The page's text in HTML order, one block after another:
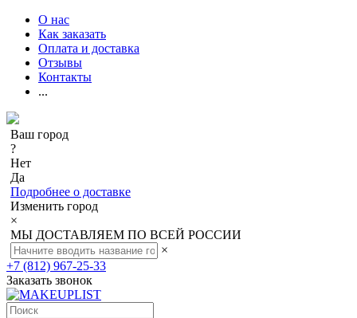
О нас
Как заказать
Оплата и доставка
Отзывы
Контакты
...
Ваш город
?
Нет
Да
Подробнее о доставке
Изменить город
×
МЫ ДОСТАВЛЯЕМ ПО ВСЕЙ РОССИИ
×
+7 (812) 967-25-33
Заказать звонок